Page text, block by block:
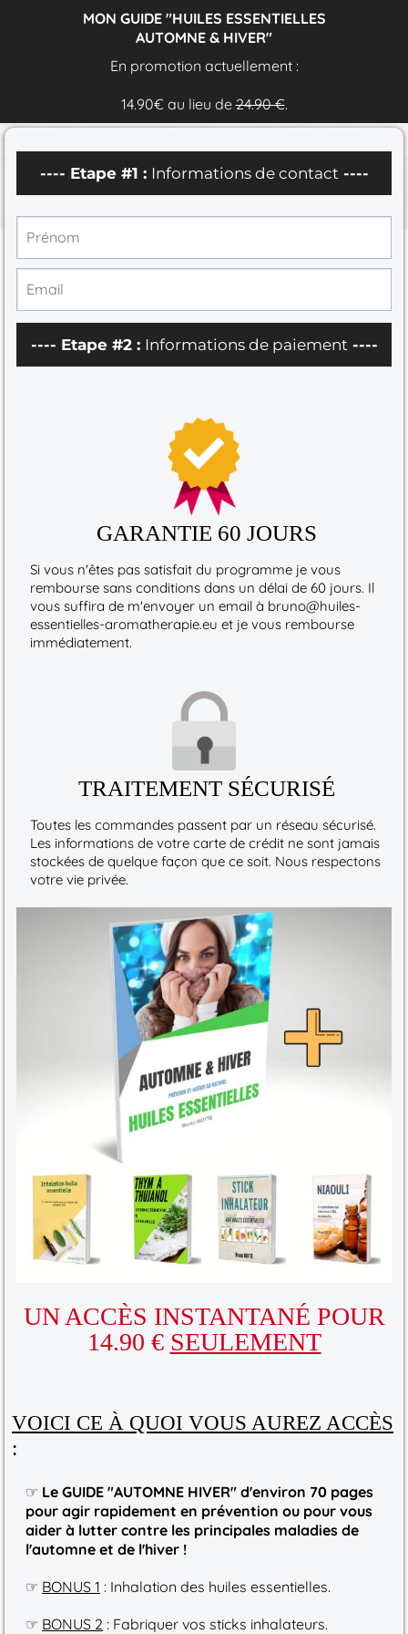
MON GUIDE "HUILES ESSENTIELLES
AUTOMNE & HIVER"
En promotion actuellement :
14.90€ au lieu de24.90 €.
---- Etape #1 : Informations de contact----
---- Etape #2 : Informations de paiement----
GARANTIE 60 JOURS
Si vous n'êtes pas satisfait du programme je vous
rembourse sans conditions dans un délai de 60 jours. Il
vous suffira de m'envoyer un email à bruno@huiles-
essentielles-aromatherapie.eu et je vous rembourse
immédiatement.
TRAITEMENT SÉCURISÉ
Toutes les commandes passent par un réseau sécurisé.
Les informations de votre carte de crédit ne sont jamais
stockées de quelque façon que ce soit. Nous respectons
votre vie privée.
UN ACCÈS INSTANTANÉ POUR
14.90 € SEULEMENT
VOICI CE À QUOI VOUS AUREZ ACCÈS
:
☞ Le GUIDE "AUTOMNE HIVER" d'environ 70 pages
pour agir rapidement en prévention ou pour vous
aider à lutter contre les principales maladies de
l'automne et de l'hiver !
☞ BONUS 1 : Inhalation des huiles essentielles.
☞ BONUS 2 : Fabriquer vos sticks inhalateurs.